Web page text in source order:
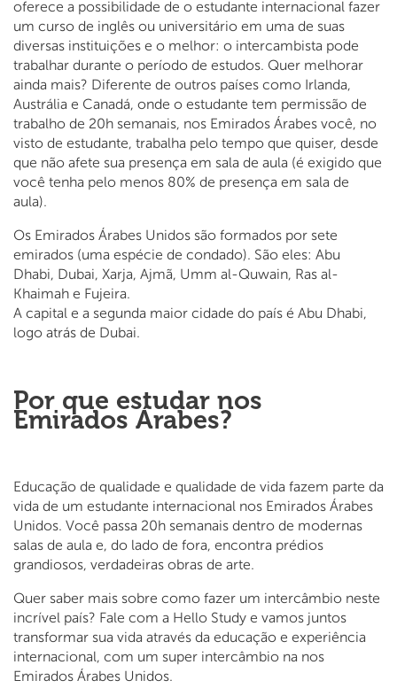
oferece a possibilidade de o estudante internacional fazer
um curso de inglês ou universitário em uma de suas
diversas instituições e o melhor: o intercambista pode
trabalhar durante o período de estudos. Quer melhorar
ainda mais? Diferente de outros países como Irlanda,
Austrália e Canadá, onde o estudante tem permissão de
trabalho de 20h semanais, nos Emirados Árabes você, no
visto de estudante, trabalha pelo tempo que quiser, desde
que não afete sua presença em sala de aula (é exigido que
você tenha pelo menos 80% de presença em sala de
aula).
Os Emirados Árabes Unidos são formados por sete
emirados (uma espécie de condado). São eles: Abu
Dhabi, Dubai, Xarja, Ajmã, Umm al-Quwain, Ras al-
Khaimah e Fujeira.
A capital e a segunda maior cidade do país é Abu Dhabi,
logo atrás de Dubai.
Por que estudar nos
Emirados Árabes?
Educação de qualidade e qualidade de vida fazem parte da
vida de um estudante internacional nos Emirados Árabes
Unidos. Você passa 20h semanais dentro de modernas
salas de aula e, do lado de fora, encontra prédios
grandiosos, verdadeiras obras de arte.
Quer saber mais sobre como fazer um intercâmbio neste
incrível país? Fale com a Hello Study e vamos juntos
transformar sua vida através da educação e experiência
internacional, com um super intercâmbio na nos
Emirados Árabes Unidos.